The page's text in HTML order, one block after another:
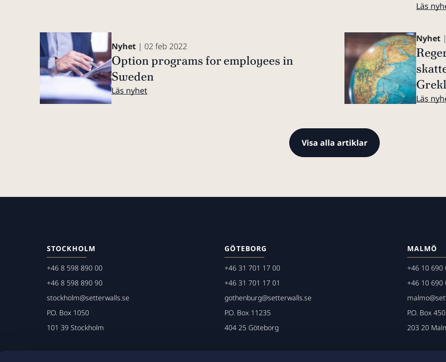
Läs
Nyhet | 02 feb 2022
Option programs for employees in
Sweden
Läs nyhet
Nyhet
Läs
Visa alla artiklar
STOCKHOLM
+46 8 598 890 00
+46 8 598 890 90
stockholm@setterwalls.se
P.O. Box 1050
101 39 Stockholm
GÖTEBORG
+46 31 701 17 00
+46 31 701 17 01
gothenburg@setterwalls.se
P.O. Box 11235
404 25 Göteborg
MALMÖ
+46 10 690
+46 10 690
P.O. Box
203 20